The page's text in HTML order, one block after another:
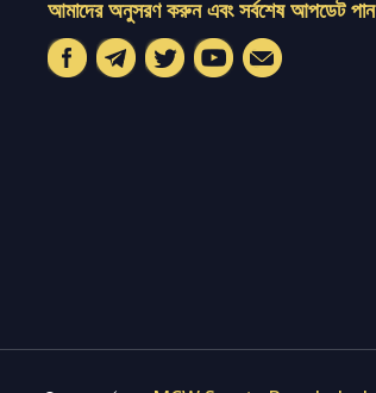
আমাদের অনুসরণ করুন এবং সর্বশেষ আপডেট পান